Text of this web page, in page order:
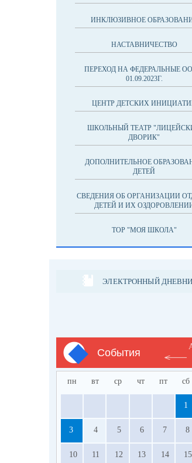
ИНКЛЮЗИВНОЕ
НАСТАВНИЧЕСТВО
ПЕРЕХОД НА ФЕДЕРАЛЬНЫЕ
01.09.2023Г.
ЦЕНТР ДЕТСКИХ
ШКОЛЬНЫЙ ТЕАТР
ДВОРИК"
ДОПОЛНИТЕЛЬНОЕ
ДЕТЕЙ
СВЕДЕНИЯ ОБ ОРГАНИЗАЦИИ
ДЕТЕЙ И ИХ
ТОР "МОЯ ШКОЛА"
ЭЛЕКТРОННЫЙ
События
пн вт ср чт пт сб
1
3 4 5 6 7 8
10 11 12 13 14 15